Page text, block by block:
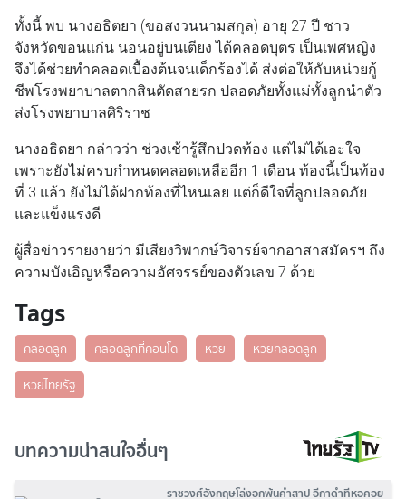
ทั้งนี้ พบ นางอธิตยา (ขอสงวนนามสกุล) อายุ 27 ปี ชาว
จังหวัดขอนแก่น นอนอยู่บนเตียง ได้คลอดบุตร เป็นเพศหญิง
จึงได้ช่วยทำคลอดเบื้องต้นจนเด็กร้องได้ ส่งต่อให้กับหน่วยกู้
ชีพโรงพยาบาลตากสินตัดสายรก ปลอดภัยทั้งแม่ทั้งลูกนำตัว
ส่งโรงพยาบาลศิริราช
นางอธิตยา กล่าวว่า ช่วงเช้ารู้สึกปวดท้อง แต่ไม่ได้เอะใจ
เพราะยังไม่ครบกำหนดคลอดเหลืออีก 1 เดือน ท้องนี้เป็นท้อง
ที่ 3 แล้ว ยังไม่ได้ฝากท้องที่ไหนเลย แต่ก็ดีใจที่ลูกปลอดภัย
และแข็งแรงดี
ผู้สื่อข่าวรายงายว่า มีเสียงวิพากษ์วิจารย์จากอาสาสมัครฯ ถึง
ความบังเอิญหรือความอัศจรรย์ของตัวเลข 7 ด้วย
Tags
คลอดลูก คลอดลูกที่คอนโด หวย
หวยคลอดลูก
หวยไทยรัฐ
บทความน่าสนใจอื่นๆ
ราชวงศ์อังกฤษโล่งอกพ้นคำสาป อีกาดำที่หอคอย